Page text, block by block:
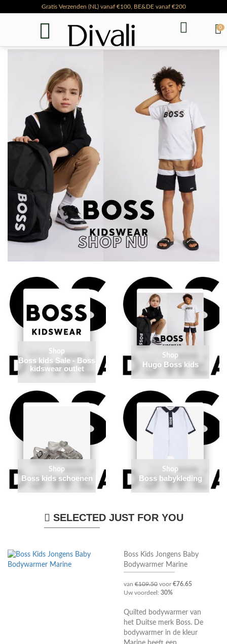
Gratis Verzenden (NL) vanaf €100, BE&DE vanaf €200
0
Shop
Boss kids Sale - Boss
kidswear outlet
Shop
Hugo Boss kids
Shop
Boss kids schoenen
Shop
Boss babykleding
SELECTED JUST FOR YOU
Boss Kids Jongens Baby
Bodywarmer Marine
van €109.50 voor€76.65
Uw voordeel: 30%
Quilted bodywarmer van
het Duitse merk Boss. De
bodywarmer in de kleur